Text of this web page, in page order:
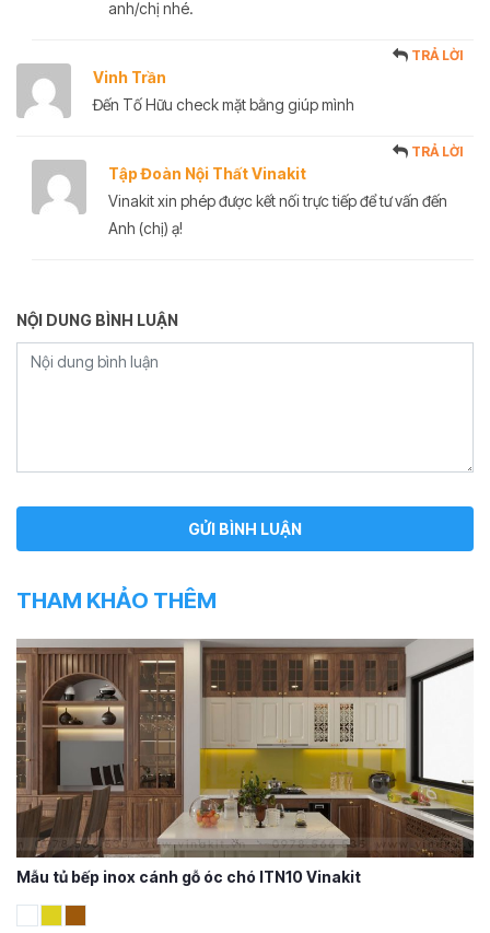
anh/chị nhé.
Vinh Trần
TRẢ LỜI
Đến Tố Hữu check mặt bằng giúp mình
Tập Đoàn Nội Thất Vinakit
TRẢ LỜI
Vinakit xin phép được kết nối trực tiếp để tư vấn đến
Anh (chị) ạ!
NỘI DUNG BÌNH LUẬN
THAM KHẢO THÊM
Mẫu tủ bếp inox cánh gỗ óc chó ITN10 Vinakit